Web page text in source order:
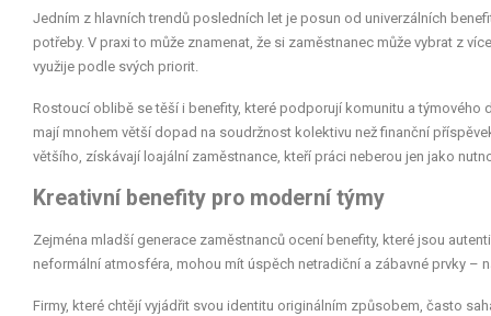
Jedním z hlavních trendů posledních let je posun od univerzálních
potřeby. V praxi to může znamenat, že si zaměstnanec může vybrat z
využije podle svých priorit.
Rostoucí oblibě se těší i benefity, které podporují komunitu a
mají mnohem větší dopad na soudržnost kolektivu než finanční
většího, získávají loajální zaměstnance, kteří práci neberou jen jako
Kreativní benefity pro moderní týmy
Zejména mladší generace zaměstnanců ocení benefity, které jsou
neformální atmosféra, mohou mít úspěch netradiční a zábavné prvky –
Firmy, které chtějí vyjádřit svou identitu originálním způsobem, často